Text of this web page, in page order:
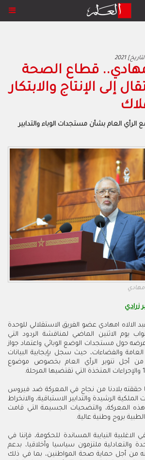
امهادي.. قطاع الصحة
إلى الإنتاج والابتكار
الرأي العام بشأن مستجدات الوباء والتدابير
امهادي
زرادي
الالاه امهادي عضو الفريق الاستقلالي للوحدة
يوم الاثنين الماضي لمناقشة الردود التي
حول مستجدات الوضع الوبائي واعتماد جواز
العامة والفضاءات، حيث سجل بإيجابية البيانات
من أجل تنوير الرأي العام بخصوص موضوع
حققته بلادنا من نجاح في المعركة ضد فيروس
الرشيدة والتدابير الاستباقية، والانخراط
المعركة، والتضحيات الجسيمة التي قامت
بروح وطنية عالية.
النيايبة المساندة للحكومة، فإننا في
والتعادلية ملتزمون سياسيا وأخلاقيا، بدعم
من أجل حماية صحة المواطنين، بما في ذلك